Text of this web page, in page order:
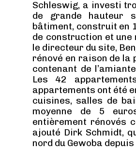
Schleswig, a investi
de grande hauteur
bâtiment, construit en
de construction et une
le directeur du site,
rénové en raison de
contenant de
Les 42
appartements ont été
cuisines, salles de
moyenne de 5
entièrement rénovés
ajouté Dirk Schmidt,
nord du Gewoba